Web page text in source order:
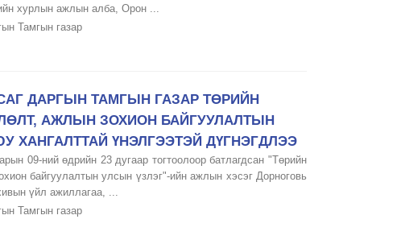
хурлын ажлын алба, Орон ...
Тамгын газар
ДАРГЫН ТАМГЫН ГАЗАР ТӨРИЙН
АЖЛЫН ЗОХИОН БАЙГУУЛАЛТЫН
ХАНГАЛТТАЙ ҮНЭЛГЭЭТЭЙ ДҮГНЭГДЛЭЭ
09-ний өдрийн 23 дугаар тогтоолоор батлагдсан "Төрийн
байгуулалтын улсын үзлэг"-ийн ажлын хэсэг Дорноговь
үйл ажиллагаа, ...
Тамгын газар